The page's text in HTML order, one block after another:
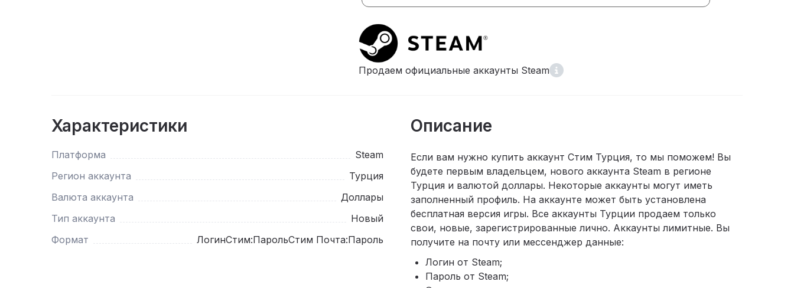
Продаем официальные аккаунты Steam
Характеристики
Платформа
Steam
Регион аккаунта
Турция
Валюта аккаунта
Доллары
Тип аккаунта
Новый
Формат
ЛогинСтим:ПарольСтим Почта:Пароль
Описание
Если вам нужно купить аккаунт Стим Турция, то мы поможем! Вы
будете первым владельцем, нового аккаунта Steam в регионе
Турция и валютой доллары. Некоторые аккаунты могут иметь
заполненный профиль. На аккаунте может быть установлена
бесплатная версия игры. Все аккаунты Турции продаем только
свои, новые, зарегистрированные лично. Аккаунты лимитные. Вы
получите на почту или мессенджер данные:
Логин от Steam;
Пароль от Steam;